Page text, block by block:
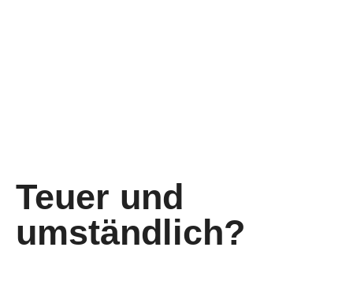
Teuer und
umständlich?